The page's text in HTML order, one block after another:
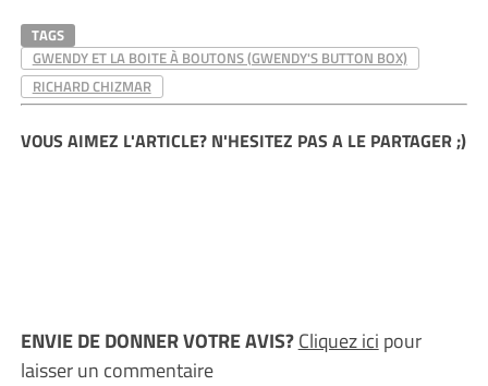
TAGS
GWENDY ET LA BOITE À BOUTONS (GWENDY'S BUTTON BOX)
RICHARD CHIZMAR
VOUS AIMEZ L'ARTICLE? N'HESITEZ PAS A LE PARTAGER ;)
ENVIE DE DONNER VOTRE AVIS?Cliquez ici pour
laisser un commentaire